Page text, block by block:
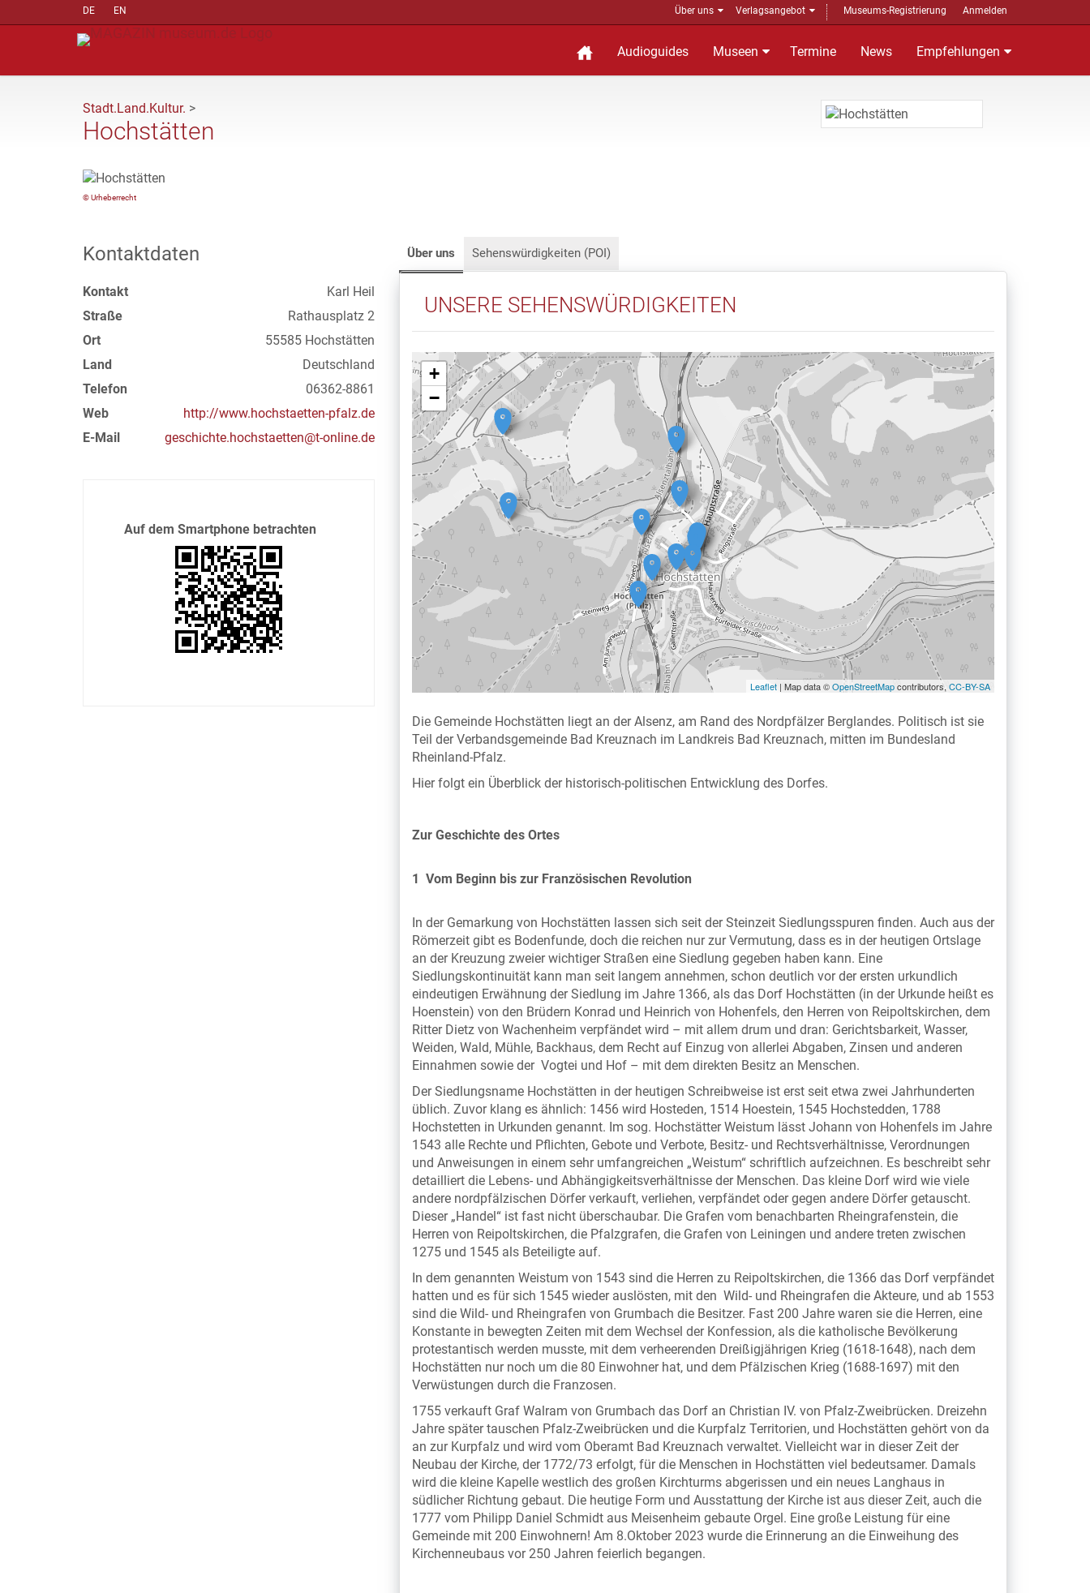
DE EN Über uns Verlagsangebot Museums-Registrierung Anmelden
Audioguides Museen Termine News Empfehlungen
Stadt.Land.Kultur. >
Hochstätten
© Urheberrecht
Kontaktdaten
Kontakt
Karl Heil
Straße
Rathausplatz 2
Ort
55585 Hochstätten
Land
Deutschland
Telefon
06362-8861
Web
http://www.hochstaetten-pfalz.de
E-Mail
geschichte.hochstaetten@t-online.de
Auf dem Smartphone betrachten
Über uns Sehenswürdigkeiten (POI)
UNSERE SEHENSWÜRDIGKEITEN
+
−
Leaflet | Map data ©OpenStreetMapcontributors, CC-BY-SA
Die Gemeinde Hochstätten liegt an der Alsenz, am Rand des Nordpfälzer Berglandes. Politisch ist sie
Teil der Verbandsgemeinde Bad Kreuznach im Landkreis Bad Kreuznach, mitten im Bundesland
Rheinland-Pfalz.
Hier folgt ein Überblick der historisch-politischen Entwicklung des Dorfes.
Zur Geschichte des Ortes
1 Vom Beginn bis zur Französischen Revolution
In der Gemarkung von Hochstätten lassen sich seit der Steinzeit Siedlungsspuren finden. Auch aus der
Römerzeit gibt es Bodenfunde, doch die reichen nur zur Vermutung, dass es in der heutigen Ortslage
an der Kreuzung zweier wichtiger Straßen eine Siedlung gegeben haben kann. Eine
Siedlungskontinuität kann man seit langem annehmen, schon deutlich vor der ersten urkundlich
eindeutigen Erwähnung der Siedlung im Jahre 1366, als das Dorf Hochstätten (in der Urkunde heißt es
Hoenstein) von den Brüdern Konrad und Heinrich von Hohenfels, den Herren von Reipoltskirchen, dem
Ritter Dietz von Wachenheim verpfändet wird – mit allem drum und dran: Gerichtsbarkeit, Wasser,
Weiden, Wald, Mühle, Backhaus, dem Recht auf Einzug von allerlei Abgaben, Zinsen und anderen
Einnahmen sowie der Vogtei und Hof – mit dem direkten Besitz an Menschen.
Der Siedlungsname Hochstätten in der heutigen Schreibweise ist erst seit etwa zwei Jahrhunderten
üblich. Zuvor klang es ähnlich: 1456 wird Hosteden, 1514 Hoestein, 1545 Hochstedden, 1788
Hochstetten in Urkunden genannt. Im sog. Hochstätter Weistum lässt Johann von Hohenfels im Jahre
1543 alle Rechte und Pflichten, Gebote und Verbote, Besitz- und Rechtsverhältnisse, Verordnungen
und Anweisungen in einem sehr umfangreichen „Weistum“ schriftlich aufzeichnen. Es beschreibt sehr
detailliert die Lebens- und Abhängigkeitsverhältnisse der Menschen. Das kleine Dorf wird wie viele
andere nordpfälzischen Dörfer verkauft, verliehen, verpfändet oder gegen andere Dörfer getauscht.
Dieser „Handel“ ist fast nicht überschaubar. Die Grafen vom benachbarten Rheingrafenstein, die
Herren von Reipoltskirchen, die Pfalzgrafen, die Grafen von Leiningen und andere treten zwischen
1275 und 1545 als Beteiligte auf.
In dem genannten Weistum von 1543 sind die Herren zu Reipoltskirchen, die 1366 das Dorf verpfändet
hatten und es für sich 1545 wieder auslösten, mit den Wild- und Rheingrafen die Akteure, und ab 1553
sind die Wild- und Rheingrafen von Grumbach die Besitzer. Fast 200 Jahre waren sie die Herren, eine
Konstante in bewegten Zeiten mit dem Wechsel der Konfession, als die katholische Bevölkerung
protestantisch werden musste, mit dem verheerenden Dreißigjährigen Krieg (1618-1648), nach dem
Hochstätten nur noch um die 80 Einwohner hat, und dem Pfälzischen Krieg (1688-1697) mit den
Verwüstungen durch die Franzosen.
1755 verkauft Graf Walram von Grumbach das Dorf an Christian IV. von Pfalz-Zweibrücken. Dreizehn
Jahre später tauschen Pfalz-Zweibrücken und die Kurpfalz Territorien, und Hochstätten gehört von da
an zur Kurpfalz und wird vom Oberamt Bad Kreuznach verwaltet. Vielleicht war in dieser Zeit der
Neubau der Kirche, der 1772/73 erfolgt, für die Menschen in Hochstätten viel bedeutsamer. Damals
wird die kleine Kapelle westlich des großen Kirchturms abgerissen und ein neues Langhaus in
südlicher Richtung gebaut. Die heutige Form und Ausstattung der Kirche ist aus dieser Zeit, auch die
1777 vom Philipp Daniel Schmidt aus Meisenheim gebaute Orgel. Eine große Leistung für eine
Gemeinde mit 200 Einwohnern! Am 8.Oktober 2023 wurde die Erinnerung an die Einweihung des
Kirchenneubaus vor 250 Jahren feierlich begangen.